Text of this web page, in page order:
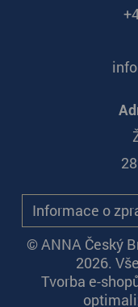
Informace o
© ANNA Český
2026.
Tvorba e-